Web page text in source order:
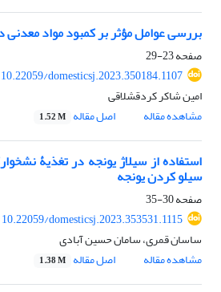
بررسی عوامل مؤثر بر کمبود مواد
صفحه23-29
10.22059/domesticsj.2023.350184.1107
امین شاکر کردقشلاقی
مشاهده مقاله
اصل مقاله 1.52 M
استفاده از سیلاژ یونجه در تغذیۀ
سیلو کردن یونجه
صفحه30-35
10.22059/domesticsj.2023.353531.1115
ساسان قمری، سامان حسین آبادی
مشاهده مقاله
اصل مقاله 1.38 M